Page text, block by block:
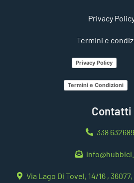
Privacy
Termini e
Privacy Policy
Termini e Condizioni
Contatti
338
Via Lago Di Tovel, 14/16 ,